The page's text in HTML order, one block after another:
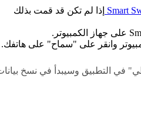
Smart إذا لم تكن قد قمت بذلك
وانقر على "سماح" على هاتفك.
في التطبيق وسيبدأ في نسخ